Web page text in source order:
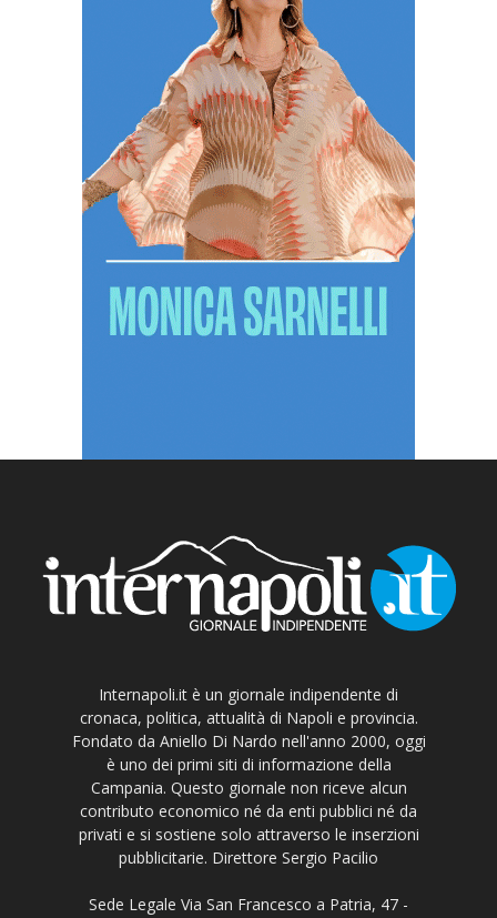
Internapoli.it è un giornale indipendente di
cronaca, politica, attualità di Napoli e provincia.
Fondato da Aniello Di Nardo nell'anno 2000, oggi
è uno dei primi siti di informazione della
Campania. Questo giornale non riceve alcun
contributo economico né da enti pubblici né da
privati e si sostiene solo attraverso le inserzioni
pubblicitarie. Direttore Sergio Pacilio
Sede Legale Via San Francesco a Patria, 47 -